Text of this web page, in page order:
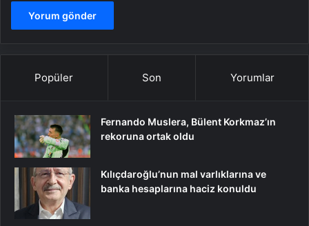
Popüler Son Yorumlar
Fernando Muslera, Bülent Korkmaz’ın
rekoruna ortak oldu
Kılıçdaroğlu’nun mal varlıklarına ve
banka hesaplarına haciz konuldu